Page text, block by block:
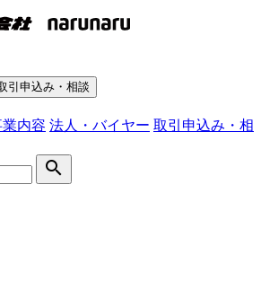
引申込み・相談
内容 法人・バイヤー 取引申込み・相
search